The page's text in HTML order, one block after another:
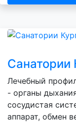
Санатории
Лечебный
- органы
сосудистая
аппарат, обмен